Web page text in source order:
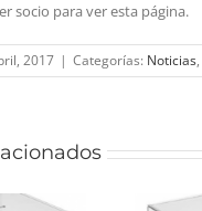
socio para ver esta página.
2017 | Categorías: Noticias,